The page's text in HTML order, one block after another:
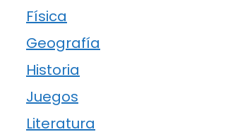
Física
Geografía
Historia
Juegos
Literatura